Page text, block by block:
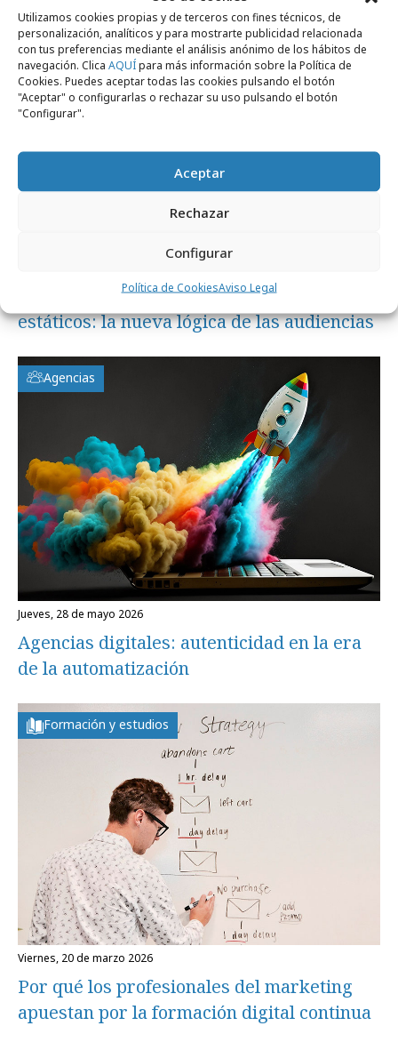
Utilizamos cookies propias y de terceros con fines técnicos, de
personalización, analíticos y para mostrarte publicidad relacionada
con tus preferencias mediante el análisis anónimo de los hábitos de
navegación. Clica AQUÍpara más información sobre la Política de
Cookies. Puedes aceptar todas las cookies pulsando el botón
"Aceptar" o configurarlas o rechazar su uso pulsando el botón
"Configurar".
Aceptar
Rechazar
Configurar
Política de CookiesAviso Legal
Opinión
Seguir comportamientos, no perfiles
estáticos: la nueva lógica de las audiencias
Agencias
jueves, 28 de mayo 2026
Agencias digitales: autenticidad en la era
de la automatización
Formación y estudios
viernes, 20 de marzo 2026
Por qué los profesionales del marketing
apuestan por la formación digital continua